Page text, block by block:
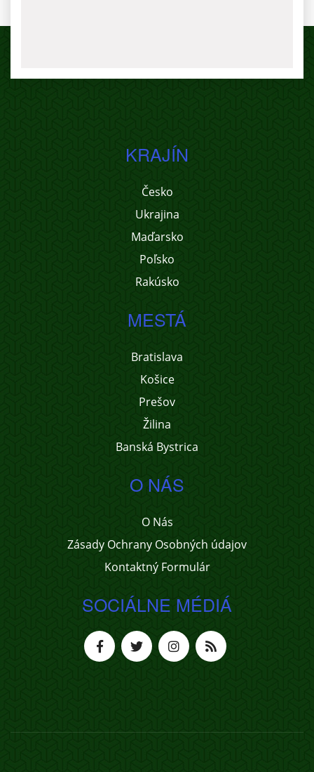
KRAJÍN
Česko
Ukrajina
Maďarsko
Poľsko
Rakúsko
MESTÁ
Bratislava
Košice
Prešov
Žilina
Banská Bystrica
O NÁS
O Nás
Zásady Ochrany Osobných údajov
Kontaktný Formulár
SOCIÁLNE MÉDIÁ